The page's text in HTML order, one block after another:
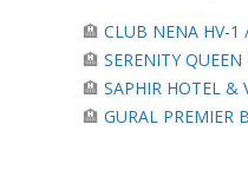
🏨 CLUB NENA HV-1
🏨 SERENITY
🏨 SAPHIR HOTEL &
🏨 GURAL PREMIER